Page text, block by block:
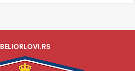
BELIORLOVI.RS